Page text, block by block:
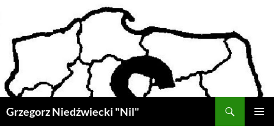
treści
Grzegorz Niedźwiecki "Nil"